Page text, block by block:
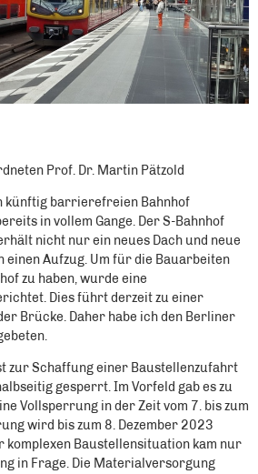
Prof. Dr. Martin Pätzold
künftig barrierefreien Bahnhof
in vollem Gange. Der S-Bahnhof
nicht nur ein neues Dach und neue
einen Aufzug. Um für die Bauarbeiten
zu haben, wurde eine
Dies führt derzeit zu einer
Brücke. Daher habe ich den Berliner
zur Schaffung einer Baustellenzufahrt
gesperrt. Im Vorfeld gab es zu
Vollsperrung in der Zeit vom 7. bis zum
wird bis zum 8. Dezember 2023
komplexen Baustellensituation kam nur
in Frage. Die Materialversorgung